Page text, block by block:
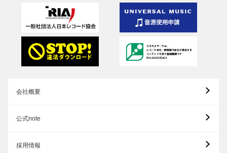
会社概要
公式note
採用情報